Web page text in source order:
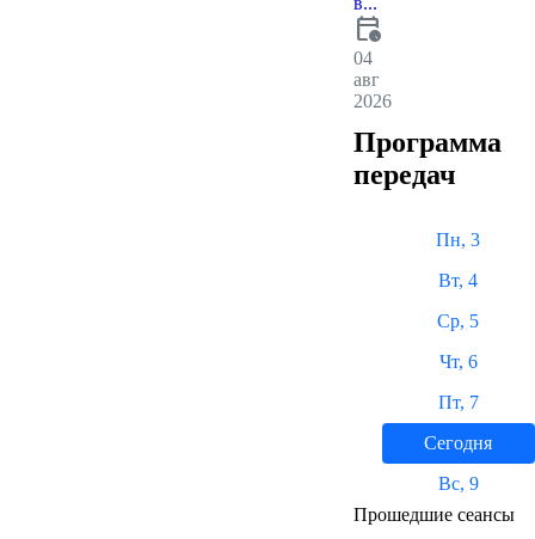
calendar_clock
04
авг
2026
Программа
передач
Пн, 3
Вт, 4
Ср, 5
Чт, 6
Пт, 7
Сегодня
Вс, 9
Прошедшие сеансы